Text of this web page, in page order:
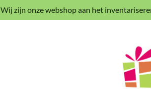
Wij zijn onze webshop aan het